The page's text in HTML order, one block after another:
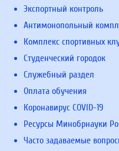
Экспортный контроль
Антимонопольный
Комплекс спортивных
Студенческий городок
Служебный раздел
Оплата обучения
Коронавирус COVID-19
Ресурсы Минобрнауки
Часто задаваемые